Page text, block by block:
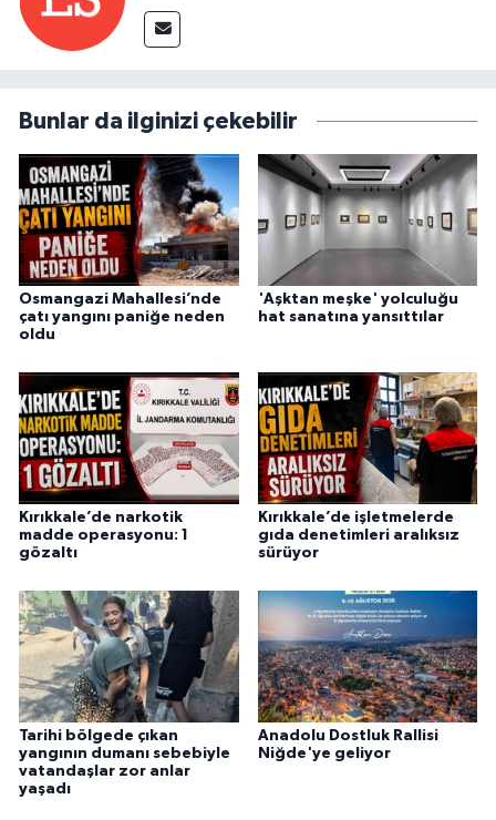
Bunlar da ilginizi çekebilir
Osmangazi Mahallesi’nde
çatı yangını paniğe neden
oldu
'Aşktan meşke' yolculuğu
hat sanatına yansıttılar
Kırıkkale’de narkotik
madde operasyonu: 1
gözaltı
Kırıkkale’de işletmelerde
gıda denetimleri aralıksız
sürüyor
Tarihi bölgede çıkan
yangının dumanı sebebiyle
vatandaşlar zor anlar
yaşadı
Anadolu Dostluk Rallisi
Niğde'ye geliyor